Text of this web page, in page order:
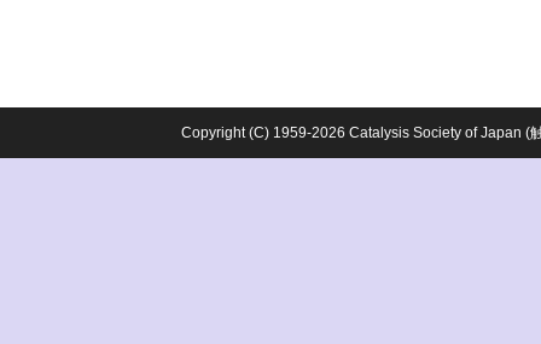
Copyright (C) 1959-2026 Catalysis Society of Japan (